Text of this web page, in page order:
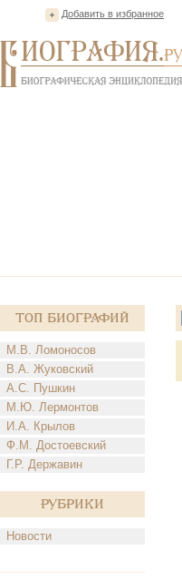
Добавить в избранное
Топ Биографий
М.В. Ломоносов
В.А. Жуковский
А.С. Пушкин
М.Ю. Лермонтов
И.А. Крылов
Ф.М. Достоевский
Г.Р. Державин
Рубрики
Новости